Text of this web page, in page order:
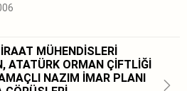
MÜHENDİSLERİ
ATATÜRK ORMAN ÇİFTLİĞİ
NAZIM İMAR PLANI